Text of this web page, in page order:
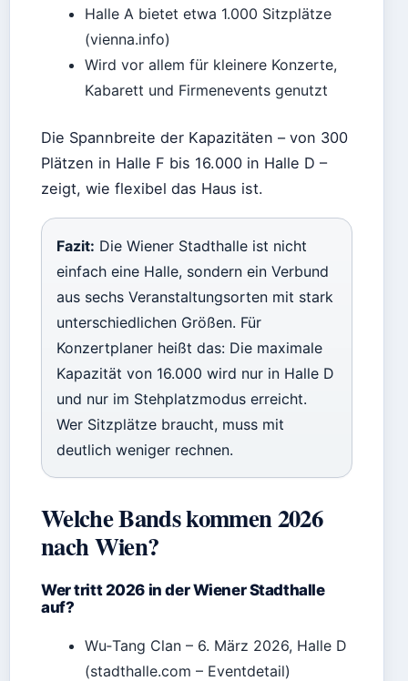
Halle A bietet etwa 1.000 Sitzplätze
(vienna.info)
Wird vor allem für kleinere Konzerte,
Kabarett und Firmenevents genutzt
Die Spannbreite der Kapazitäten – von 300
Plätzen in Halle F bis 16.000 in Halle D –
zeigt, wie flexibel das Haus ist.
Fazit: Die Wiener Stadthalle ist nicht
einfach eine Halle, sondern ein Verbund
aus sechs Veranstaltungsorten mit stark
unterschiedlichen Größen. Für
Konzertplaner heißt das: Die maximale
Kapazität von 16.000 wird nur in Halle D
und nur im Stehplatzmodus erreicht.
Wer Sitzplätze braucht, muss mit
deutlich weniger rechnen.
Welche Bands kommen 2026
nach Wien?
Wer tritt 2026 in der Wiener Stadthalle
auf?
Wu‑Tang Clan – 6. März 2026, Halle D
(stadthalle.com – Eventdetail)